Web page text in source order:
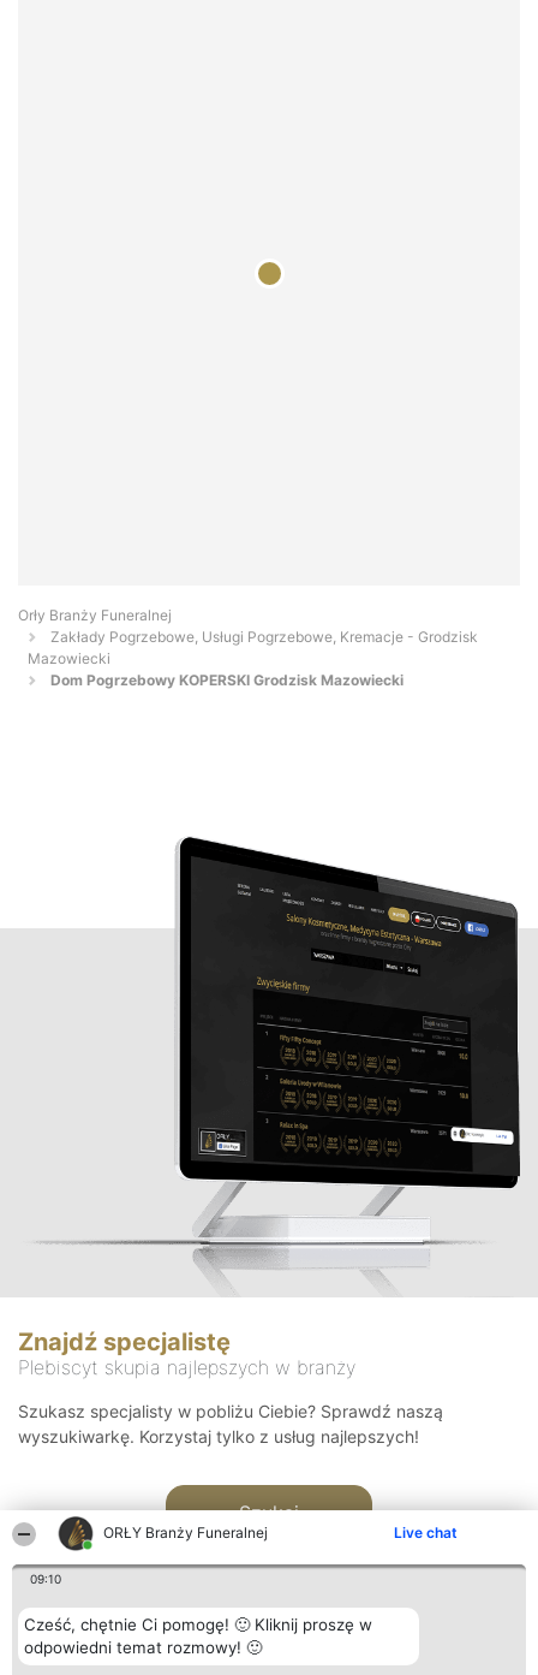
ORŁY Branży Funeralnej Live chat
09:10
Cześć, chętnie Ci pomogę! 🙂 Kliknij proszę w
odpowiedni temat rozmowy! 🙂
Orły Branży Funeralnej
Zakłady Pogrzebowe, Usługi Pogrzebowe, Kremacje - Grodzisk
Mazowiecki
Dom Pogrzebowy KOPERSKI Grodzisk Mazowiecki
Znajdź specjalistę
Plebiscyt skupia najlepszych w branży
Szukasz specjalisty w pobliżu Ciebie? Sprawdź naszą
wyszukiwarkę. Korzystaj tylko z usług najlepszych!
Szukaj